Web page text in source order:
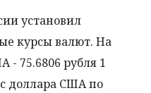
установил
курсы валют. На
- 75.6806 рубля 1
доллара США по